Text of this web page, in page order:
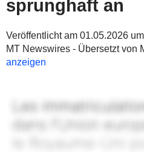
sprunghaft an
Veröffentlicht am 01.05.2026
MT Newswires - Übersetzt von
anzeigen